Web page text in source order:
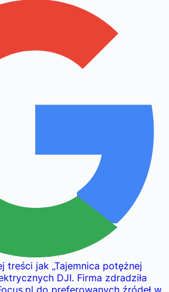
treści jak „Tajemnica potężnej
DJI. Firma zdradziła
do preferowanych źródeł w